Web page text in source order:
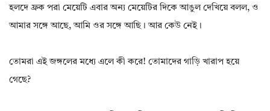
হলদে ফ্রক পরা মেয়েটি এবার অন্য মেয়েটির দিকে আঙুল দেখিয়ে বলল, ও
আমার সঙ্গে আছে, আমি ওর সঙ্গে আছি। আর কেউ নেই।
তোমরা এই জঙ্গলের মধ্যে এলে কী করে! তোমাদের গাড়ি খারাপ হয়ে
গেছে?